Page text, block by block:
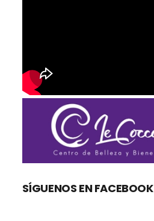
SÍGUENOS EN FACEBOOK